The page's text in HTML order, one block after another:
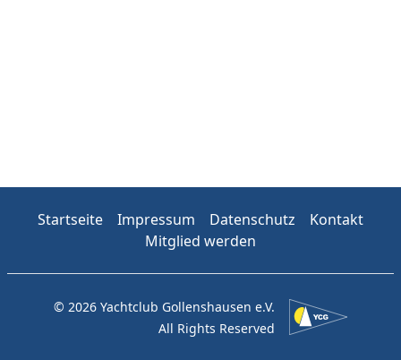
Startseite Impressum Datenschutz
Kontakt
Mitglied werden
© 2026 Yachtclub Gollenshausen e.V.
All Rights Reserved